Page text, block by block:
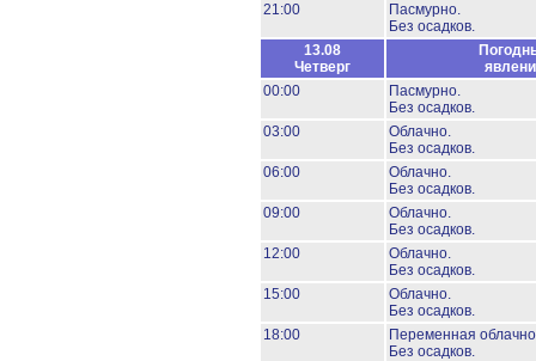
21:00
Пасмурно.
Без осадков.
13.08
Четверг
00:00
Пасмурно.
Без осадков.
03:00
Облачно.
Без осадков.
06:00
Облачно.
Без осадков.
09:00
Облачно.
Без осадков.
12:00
Облачно.
Без осадков.
15:00
Облачно.
Без осадков.
18:00
Переменная
Без осадков.